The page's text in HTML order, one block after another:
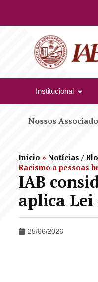
Institucional
Nossos
Início » Notícias /
Racismo a pessoas
IAB
aplica Lei
25/06/2026